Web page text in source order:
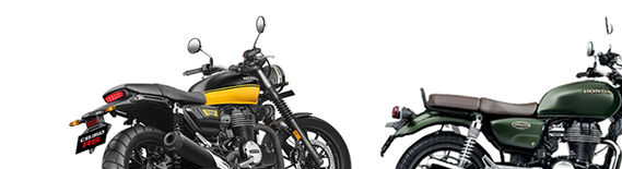
2023
ở
Hưng
Yên
Pro
2023
khu
vực
Hưng